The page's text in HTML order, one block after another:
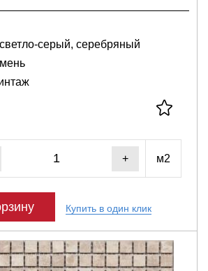
серый, серебряный
+ м2
Купить в один клик